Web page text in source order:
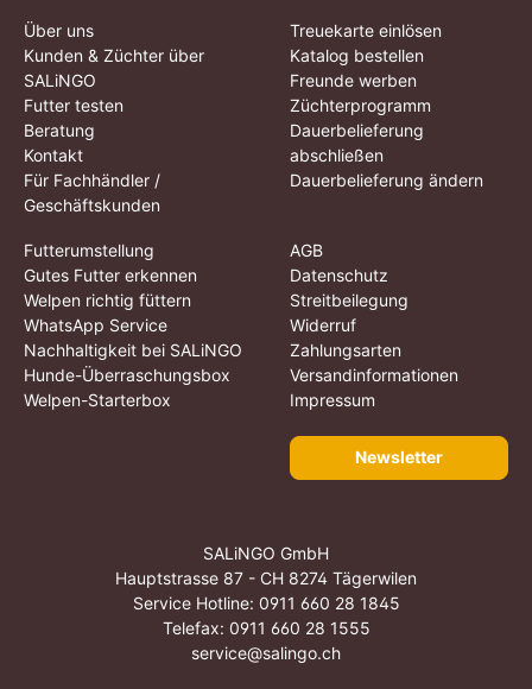
Über uns
Kunden & Züchter über
SALiNGO
Futter testen
Beratung
Kontakt
Für Fachhändler /
Geschäftskunden
Treuekarte einlösen
Katalog bestellen
Freunde werben
Züchterprogramm
Dauerbelieferung
abschließen
Dauerbelieferung ändern
Futterumstellung
Gutes Futter erkennen
Welpen richtig füttern
WhatsApp Service
Nachhaltigkeit bei SALiNGO
Hunde-Überraschungsbox
Welpen-Starterbox
AGB
Datenschutz
Streitbeilegung
Widerruf
Zahlungsarten
Versandinformationen
Impressum
Newsletter
SALiNGO GmbH
Hauptstrasse 87 - CH 8274 Tägerwilen
Service Hotline: 0911 660 28 1845
Telefax: 0911 660 28 1555
service@salingo.ch